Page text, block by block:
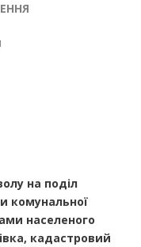
на поділ
комунальної
населеного
кадастровий